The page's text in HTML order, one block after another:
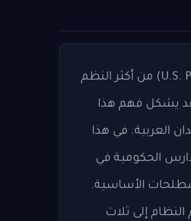
يُعد نظام التعليم العام في الولايات المتحدة (U.S. Public Education System) من أكثر النظم
قد يشكل فهم هذا
العربية. في هذا
الحكومية في
الأساسية.
إلى ثلاث